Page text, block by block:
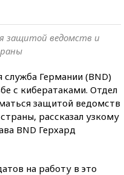
защитой ведомств и
служба Германии (BND)
с кибератаками. Отдел
защитой ведомств
рассказал узкому
BND Герхард
на работу в это